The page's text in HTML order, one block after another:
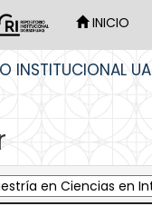
INICIO
INSTITUCIONAL